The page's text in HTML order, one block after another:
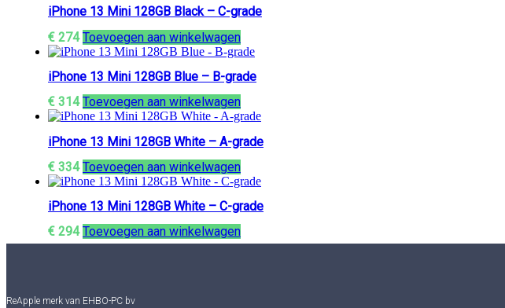
iPhone 13 Mini 128GB Black – C-grade
€ 274 Toevoegen aan winkelwagen
iPhone 13 Mini 128GB Blue – B-grade
€ 314 Toevoegen aan winkelwagen
iPhone 13 Mini 128GB White – A-grade
€ 334 Toevoegen aan winkelwagen
iPhone 13 Mini 128GB White – C-grade
€ 294 Toevoegen aan winkelwagen
ReApple merk van EHBO-PC bv